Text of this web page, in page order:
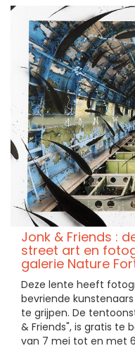
Jonk & Friends :
street art en
galerie Nature
Deze lente heeft
bevriende
te grijpen. De
& Friends", is gratis te
van 7 mei tot en met